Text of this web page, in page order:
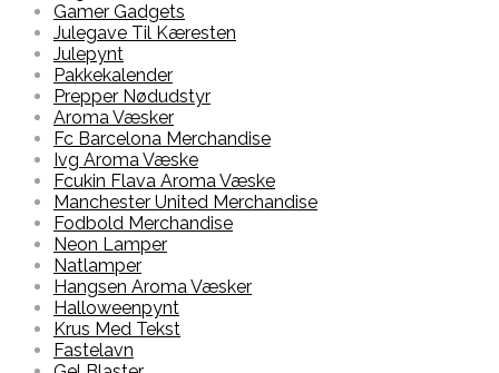
Gamer Gadgets
Julegave Til Kæresten
Julepynt
Pakkekalender
Prepper Nødudstyr
Aroma Væsker
Fc Barcelona Merchandise
Ivg Aroma Væske
Fcukin Flava Aroma Væske
Manchester United Merchandise
Fodbold Merchandise
Neon Lamper
Natlamper
Hangsen Aroma Væsker
Halloweenpynt
Krus Med Tekst
Fastelavn